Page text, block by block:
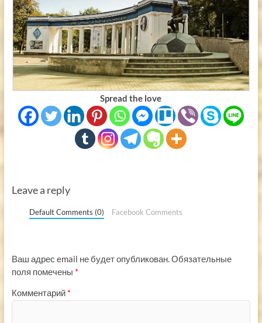
Spread the love
Leave a reply
Default Comments (0) Facebook Comments
Ваш адрес email не будет опубликован.Обязательные
поля помечены *
Комментарий *